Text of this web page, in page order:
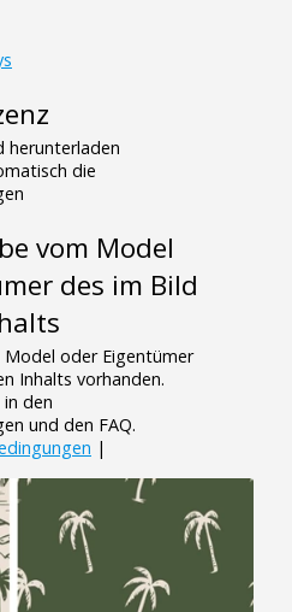
herunterladen
die
vom Model
des im Bild
Model oder Eigentümer
Inhalts vorhanden.
den
und den FAQ.
|